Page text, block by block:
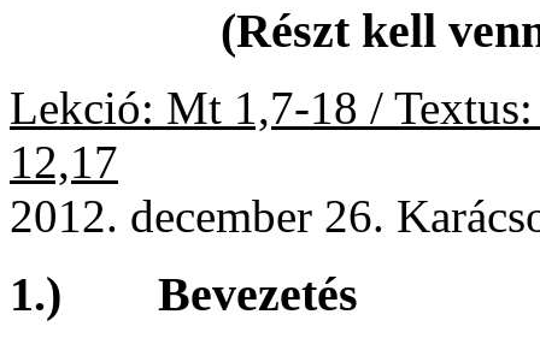
(Részt kell
Lekció: Mt 1,7-18 /
12,17
2012. december 26.
1.) Bevezetés